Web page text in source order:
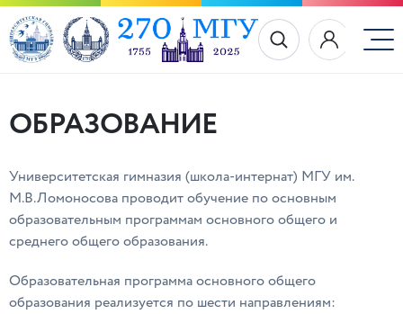
ОБРАЗОВАНИЕ
Университетская гимназия (школа-интернат) МГУ им.
М.В.Ломоносова проводит обучение по основным
образовательным программам основного общего и
среднего общего образования.
Образовательная программа основного общего
образования реализуется по шести направлениям: